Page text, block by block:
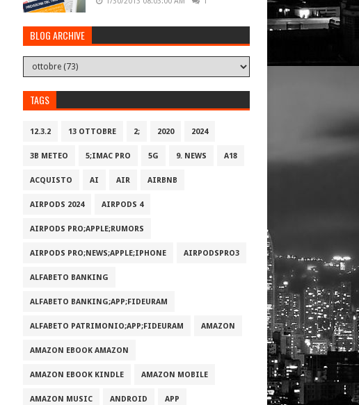
BLOG ARCHIVE
TAGS
12.3.2 13 OTTOBRE 2; 2020 2024
3B METEO 5;IMAC PRO 5G 9. NEWS A18
ACQUISTO AI AIR AIRBNB
AIRPODS 2024 AIRPODS 4
AIRPODS PRO;APPLE;RUMORS
AIRPODS PRO;NEWS;APPLE;IPHONE AIRPODSPRO3
ALFABETO BANKING
ALFABETO BANKING;APP;FIDEURAM
ALFABETO PATRIMONI‪O‬;APP;FIDEURAM AMAZON
AMAZON EBOOK AMAZON
AMAZON EBOOK KINDLE AMAZON MOBILE
AMAZON MUSIC ANDROID APP